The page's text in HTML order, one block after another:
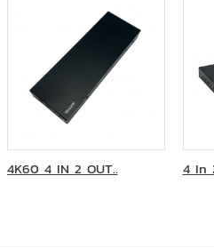
4K60 4 IN 2 OUT.. 4 In